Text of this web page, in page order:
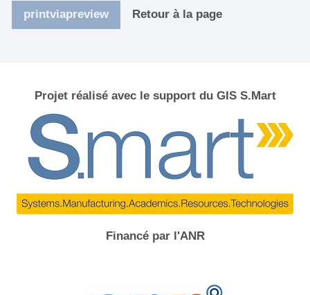
printviapreview Retour à la page
Projet réalisé avec le support du GIS S.Mart
Financé par l'ANR